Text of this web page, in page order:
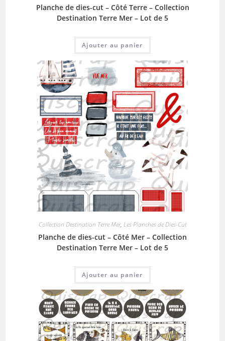
Planche de dies-cut – Côté Terre – Collection
Destination Terre Mer – Lot de 5
Ajouter au panier
Collection Destination Terre Mer, Les Planches de Dies-Cut
Planche de dies-cut – Côté Mer – Collection
Destination Terre Mer – Lot de 5
Ajouter au panier